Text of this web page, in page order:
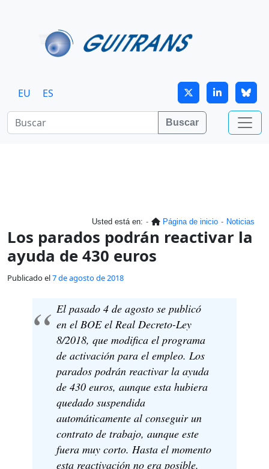
EU ES
Buscar
Usted está en: Página de inicio Noticias
Los parados podrán reactivar la
ayuda de 430 euros
Publicado el7 de agosto de 2018
El pasado 4 de agosto se publicó
en el BOE el Real Decreto-Ley
8/2018, que modifica el programa
de activación para el empleo. Los
parados podrán reactivar la ayuda
de 430 euros, aunque esta hubiera
quedado suspendida
automáticamente al conseguir un
contrato de trabajo, aunque este
fuera muy corto. Hasta el momento
esta reactivación no era posible.